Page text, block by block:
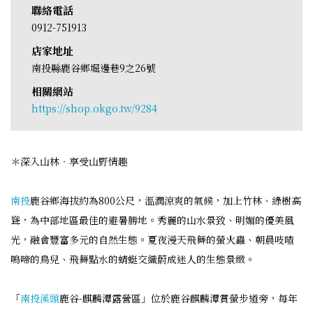
聯絡電話
0912-751913
店家地址
南投縣鹿谷鄉堀邊巷9之26號
相關網站
https://shop.okgo.tw/9284
＊深入山林‧享受山野情趣
南投鹿谷鄉海拔約為800公尺，溫潤涼爽的氣候，加上竹林、綠樹高
聳，為中部地區最佳的避暑勝地。秀麗的山水景致、明媚的優美風
光，融會豐富多元的自然生態。夏夜漫天飛舞的螢火蟲、朝晨吱喳
鳴啼的鳥兒、飛舞點水的蜻蜓交織蔚成迷人的生態景緻。
「南投溪頭鹿谷-麒麟潭露營區」位於鹿谷麒麟潭賞螢步道旁，每年